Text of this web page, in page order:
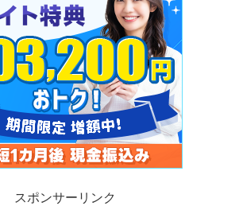
スポンサーリンク